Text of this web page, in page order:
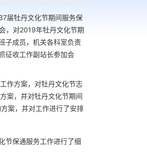
届牡丹文化节期间服务保
，对2019年牡丹文化节期
子成员，机关各科室负责
征收工作副站长参加会
作方案，对牡丹文化节志
案，并对牡丹文化节期间
案，并对工作进行了安排
节保通服务工作进行了细